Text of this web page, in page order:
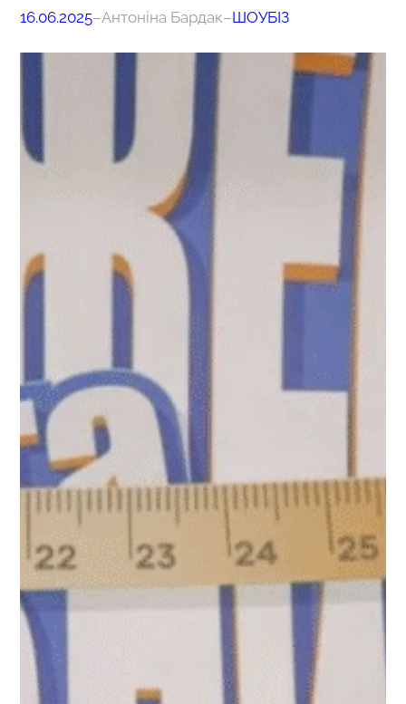
16.06.2025–Антоніна Бардак–ШОУБІЗ